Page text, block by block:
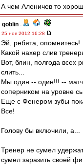
А чем Аленичев то
goblin -
25 ноя 2012 16:28
Эй, ребята, опомнитесь!
Какой нахер слив
Вот, блин, полгода всех
слить...
Мы один -- один!!! --
соперником на уровне
Еще с Фенером зубы
Все!
Голову бы включили, а...
Тренер не сумел
сумел заразить своей